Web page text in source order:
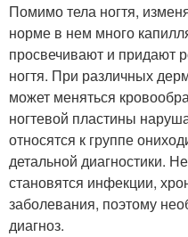
Помимо тела ногтя,
норме в нем много
просвечивают и придают
ногтя. При различных
может меняться
ногтевой пластины
относятся к группе
детальной диагностики.
становятся инфекции,
заболевания, поэтому
диагноз.